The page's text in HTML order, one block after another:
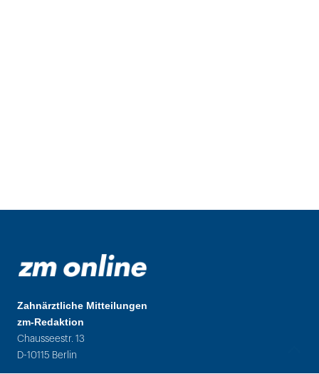
Zahnärztliche Mitteilungen
zm-Redaktion
Chausseestr. 13
D-10115 Berlin